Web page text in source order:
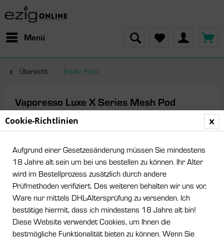
Menü
Übersicht Ersatz Pods
Vaporesso Luxe X Series Mesh Pod
COREX 2.0 - 2er Pack
Cookie-Richtlinien
Aufgrund einer Gesetzesänderung müssen Sie mindestens
18 Jahre alt sein um bei uns bestellen zu können. Ihr Alter
wird im Bestellprozess zusätzlich durch andere
Prüfmethoden verifiziert. Des weiteren behalten wir uns vor,
Ware nur mittels DHL-Altersprüfung zu versenden. Ich
bestätige hiermit, dass ich mindestens 18 Jahre alt bin!
Diese Website verwendet Cookies, um Ihnen die
bestmögliche Funktionalität bieten zu können. Wenn Sie